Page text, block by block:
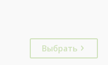
Выбрать